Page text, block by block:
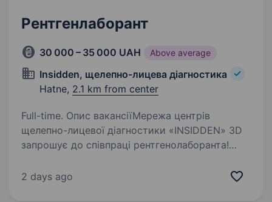
Рентгенлаборант
30 000 – 35 000 UAH Above average
Insidden, щелепно-лицева діагностика
Hatne, 2.1 km from center
Full-time. Опис вакансіїМережа центрів
щелепно-лицевої діагностики «INSIDDEN» 3D
запрошує до співпраці рентгенолаборанта!
Пропонуємо безкоштовне навчання. Вимоги:
2 days ago